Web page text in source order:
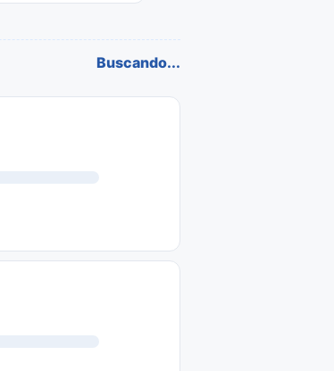
Buscando...